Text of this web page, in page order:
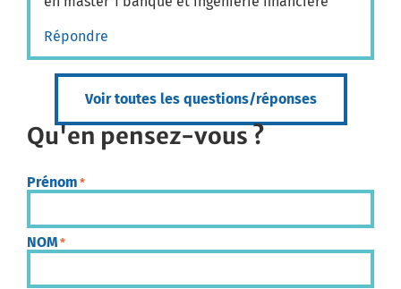
Répondre
Voir toutes les questions/réponses
Qu'en pensez-vous ?
Prénom *
NOM *